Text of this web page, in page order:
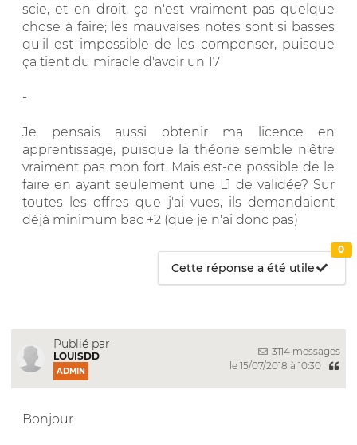
scie, et en droit, ça n'est vraiment pas quelque
chose à faire; les mauvaises notes sont si basses
qu'il est impossible de les compenser, puisque
ça tient du miracle d'avoir un 17
-
Je pensais aussi obtenir ma licence en
apprentissage, puisque la théorie semble n'être
vraiment pas mon fort. Mais est-ce possible de le
faire en ayant seulement une L1 de validée? Sur
toutes les offres que j'ai vues, ils demandaient
déjà minimum bac +2 (que je n'ai donc pas)
Cette réponse a été utile
0
Publié par
LOUISDD
ADMIN
3114 messages
le 15/07/2018 à 10:30
Bonjour